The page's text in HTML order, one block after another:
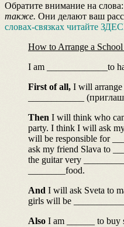
Обратите внимание на слова:
также. Они делают ваш
словах-связках читайте
How to Arrange a
I am _____________to
First of all, I will arrange
____________
Then I will think who
party. I think I will ask
will be responsible for
ask my friend Slava to
the guitar very
________food.
And I will ask Sveta to
girls will be
Also I am ______ to buy